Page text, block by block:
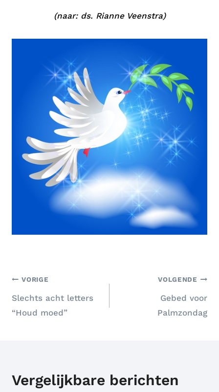
(naar: ds. Rianne Veenstra)
Bericht
navigatie
VORIGE
Slechts acht letters
“Houd moed”
VOLGENDE
Gebed voor
Palmzondag
Vergelijkbare berichten